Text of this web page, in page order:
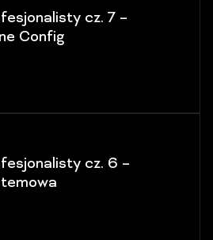
cz. 7 –
Config
cz. 6 –